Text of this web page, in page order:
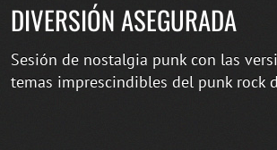
DIVERSIÓN ASEGURADA
Sesión de nostalgia punk con las
temas imprescindibles del punk rock